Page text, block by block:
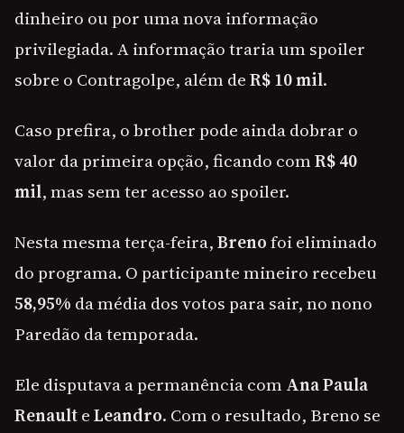
dinheiro ou por uma nova informação
privilegiada. A informação traria um spoiler
sobre o Contragolpe, além deR$ 10 mil.
Caso prefira, o brother pode ainda dobrar o
valor da primeira opção, ficando comR$ 40
mil, mas sem ter acesso ao spoiler.
Nesta mesma terça-feira,Brenofoi eliminado
do programa. O participante mineiro recebeu
58,95% da média dos votos para sair, no nono
Paredão da temporada.
Ele disputava a permanência comAna Paula
RenaulteLeandro. Com o resultado, Breno se